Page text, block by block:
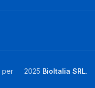
per 2025 BioItalia SRL.